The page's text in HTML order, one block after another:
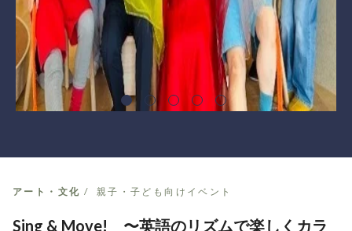
アート・文化 親子・子ども向けイベント
Sing & Move! 〜英語のリズムで楽しくカラ